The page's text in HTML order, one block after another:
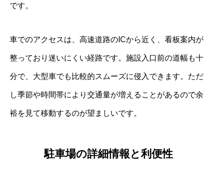
です。
車でのアクセスは、高速道路のICから近く、看板案内が
整っており迷いにくい経路です。施設入口前の道幅も十
分で、大型車でも比較的スムーズに侵入できます。ただ
し季節や時間帯により交通量が増えることがあるので余
裕を見て移動するのが望ましいです。
駐車場の詳細情報と利便性